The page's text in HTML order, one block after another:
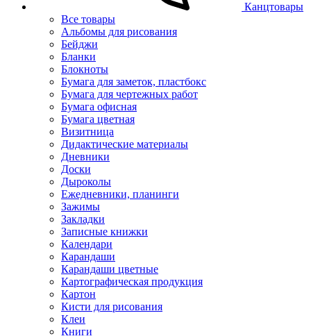
Канцтовары
Все товары
Альбомы для рисования
Бейджи
Бланки
Блокноты
Бумага для заметок, пластбокс
Бумага для чертежных работ
Бумага офисная
Бумага цветная
Визитница
Дидактические материалы
Дневники
Доски
Дыроколы
Ежедневники, планинги
Зажимы
Закладки
Записные книжки
Календари
Карандаши
Карандаши цветные
Картографическая продукция
Картон
Кисти для рисования
Клеи
Книги